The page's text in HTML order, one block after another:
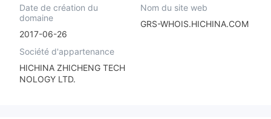
Date de création du
domaine
2017-06-26
Nom du site web
GRS-WHOIS.HICHINA.COM
Société d'appartenance
HICHINA ZHICHENG TECH
NOLOGY LTD.